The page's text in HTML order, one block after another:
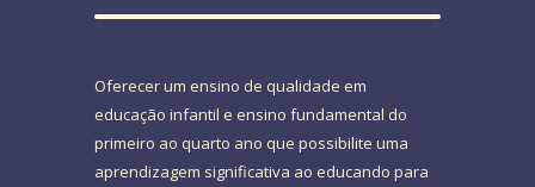
Oferecer um ensino de qualidade em
educação infantil e ensino fundamental do
primeiro ao quarto ano que possibilite uma
aprendizagem significativa ao educando para